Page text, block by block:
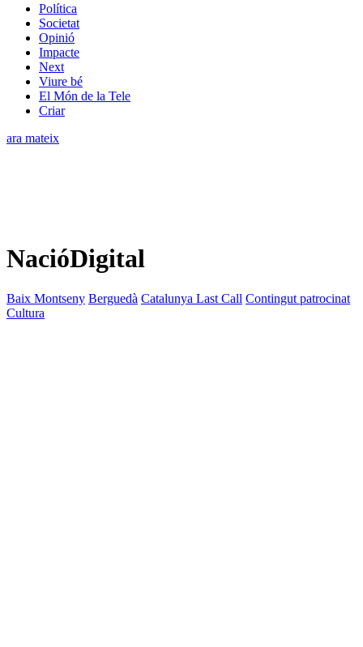
Política
Societat
Opinió
Impacte
Next
Viure bé
El Món de la Tele
Criar
ara mateix
NacióDigital
Baix Montseny Berguedà Catalunya Last Call Contingut patrocinat
Cultura